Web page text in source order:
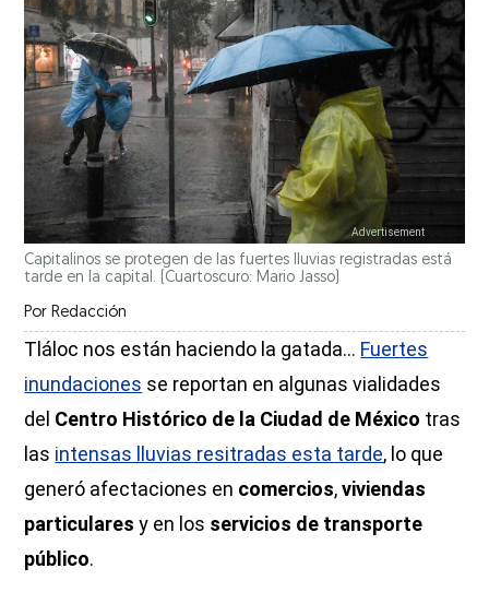
Capitalinos se protegen de las fuertes lluvias registradas está
tarde en la capital.
(Cuartoscuro: Mario Jasso)
Por Redacción
Tláloc nos están haciendo la gatada... Fuertes
inundaciones se reportan en algunas vialidades
del Centro Histórico de la Ciudad de México tras
las intensas lluvias resitradas esta tarde, lo que
generó afectaciones en comercios,viviendas
particulares y en los servicios de transporte
público.